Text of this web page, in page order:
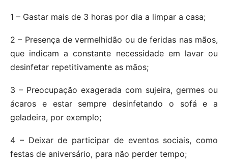
1 – Gastar mais de 3 horas por dia a limpar a casa;
2 – Presença de vermelhidão ou de feridas nas mãos,
que indicam a constante necessidade em lavar ou
desinfetar repetitivamente as mãos;
3 – Preocupação exagerada com sujeira, germes ou
ácaros e estar sempre desinfetando o sofá e a
geladeira, por exemplo;
4 – Deixar de participar de eventos sociais, como
festas de aniversário, para não perder tempo;